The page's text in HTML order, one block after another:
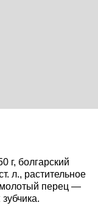
г, болгарский
л., растительное
перец —